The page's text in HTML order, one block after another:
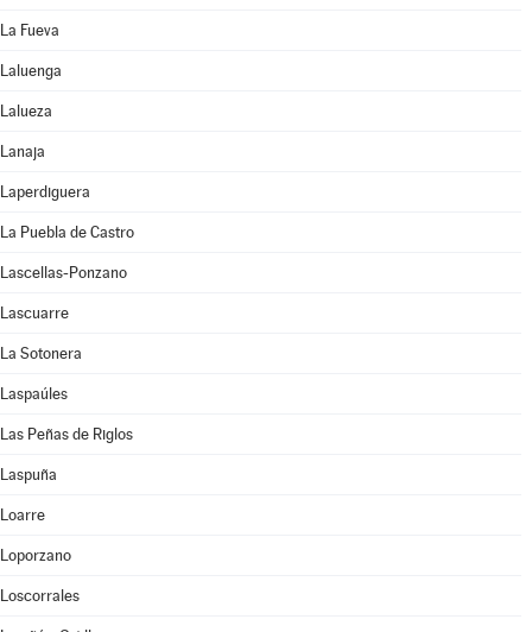
La Fueva
Laluenga
Lalueza
Lanaja
Laperdiguera
La Puebla de Castro
Lascellas-Ponzano
Lascuarre
La Sotonera
Laspaúles
Las Peñas de Riglos
Laspuña
Loarre
Loporzano
Loscorrales